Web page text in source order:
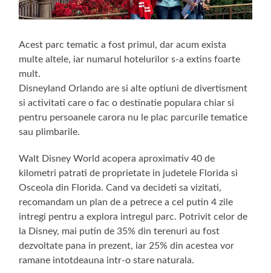
Acest parc tematic a fost primul, dar acum exista
multe altele, iar numarul hotelurilor s-a extins foarte
mult.
Disneyland Orlando are si alte optiuni de divertisment
si activitati care o fac o destinatie populara chiar si
pentru persoanele carora nu le plac parcurile tematice
sau plimbarile.
Walt Disney World acopera aproximativ 40 de
kilometri patrati de proprietate in judetele Florida si
Osceola din Florida. Cand va decideti sa vizitati,
recomandam un plan de a petrece a cel putin 4 zile
intregi pentru a explora intregul parc. Potrivit celor de
la Disney, mai putin de 35% din terenuri au fost
dezvoltate pana in prezent, iar 25% din acestea vor
ramane intotdeauna intr-o stare naturala.